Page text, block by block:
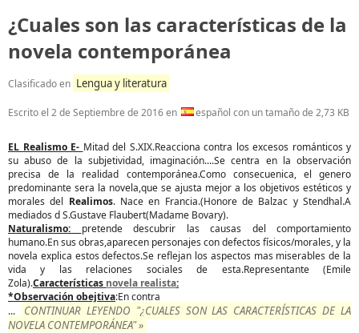
¿Cuales son las características de la
novela contemporánea
Clasificado en Lengua y literatura
Escrito el 2 de Septiembre de 2016en español con un tamaño de 2,73 KB
EL Realismo E- Mitad del S.XIX.Reacciona contra los excesos románticos y
su abuso de la subjetividad, imaginación....Se centra en la observación
precisa de la realidad contemporánea.Como consecuenica, el genero
predominante sera la novela,que se ajusta mejor a los objetivos estéticos y
morales del Realimos. Nace en Francia.(Honore de Balzac y Stendhal.A
mediados d S.Gustave Flaubert(Madame Bovary).
Naturalismo: pretende descubrir las causas del comportamiento
humano.En sus obras,aparecen personajes con defectos físicos/morales, y la
novela explica estos defectos.Se reflejan los aspectos mas miserables de la
vida y las relaciones sociales de esta.Representante (Emile
Zola).Características novela realista:
*Observación obejtiva:En contra
...
CONTINUAR LEYENDO "¿CUALES SON LAS CARACTERÍSTICAS DE LA
NOVELA CONTEMPORÁNEA" »